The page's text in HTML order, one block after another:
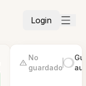
Login
No
guardado